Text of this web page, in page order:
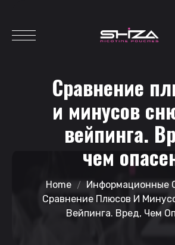
Сравнение
и минусов
вейпинга.
чем
Home
Информационные
Сравнение Плюсов И
Вейпинга. Вред, Чем